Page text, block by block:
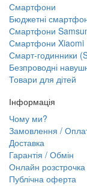
Смартфони
Бюджетні
Смартфони
Смартфони Xiaomi
Смарт-годинники
Безпроводні
Товари для дітей
Інформація
Чому ми?
Замовлення /
Доставка
Гарантія / Обмін
Онлайн розстрочка
Публічна оферта